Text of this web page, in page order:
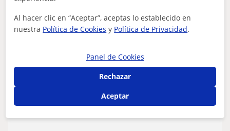
QUERER ES PODER... SOLO NECESITAS LA
AYUDA ADECUADA
adecuado y personalizado para...
Al hacer clic en “Aceptar”, aceptas lo establecido en
nuestra Política de Cookies y Política de Privacidad.
Panel de Cookies
Rechazar
Aceptar